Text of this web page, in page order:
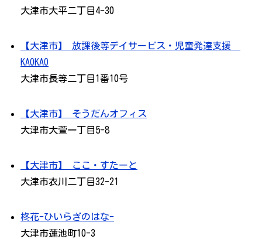
大津市大平二丁目4-30
【大津市】 放課後等デイサービス・児童発達支援
KAOKAO
大津市長等二丁目1番10号
【大津市】 そうだんオフィス
大津市大萱一丁目5-8
【大津市】 ここ・すたーと
大津市衣川二丁目32-21
柊花-ひいらぎのはな-
大津市蓮池町10-3